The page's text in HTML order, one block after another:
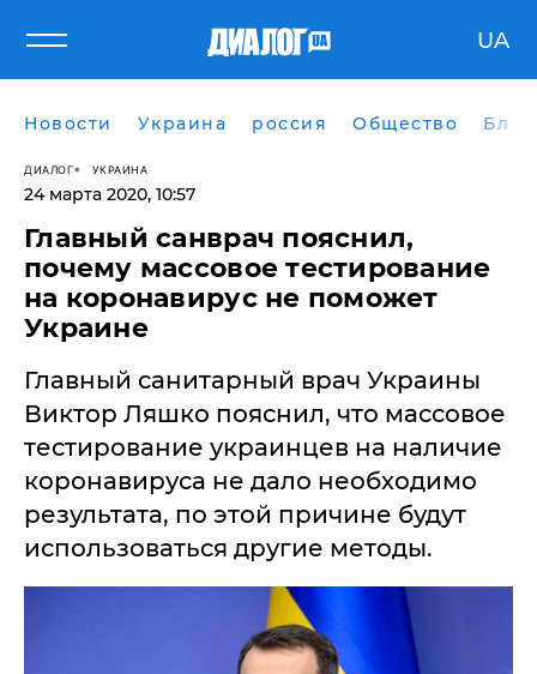
UA
Новости Украина россия Общество
ДИАЛОГ УКРАИНА
24 марта 2020, 10:57
Главный санврач пояснил,
почему массовое тестирование
на коронавирус не поможет
Украине
Главный санитарный врач Украины
Виктор Ляшко пояснил, что массовое
тестирование украинцев на наличие
коронавируса не дало необходимо
результата, по этой причине будут
использоваться другие методы.